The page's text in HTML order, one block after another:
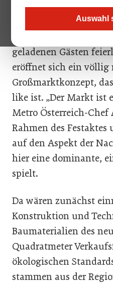
Auswahl
in St. Pölten wurde im
Landeshauptfrau
geladenen Gästen
eröffnet sich ein völlig
Großmarktkonzept,
like ist. „Der Markt ist
Metro Österreich-
Rahmen des
auf den Aspekt der
hier eine dominante,
spielt.
Da wären zunächst
Konstruktion und
Baumaterialien des
Quadratmeter
ökologischen
stammen aus der